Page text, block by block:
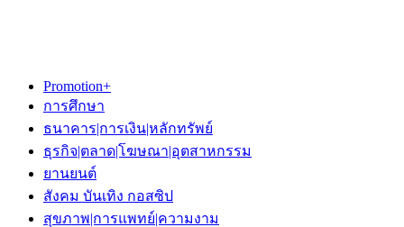
Promotion+
การศึกษา
ธนาคาร|การเงิน|หลักทรัพย์
ธุรกิจ|ตลาด|โฆษณา|อุตสาหกรรม
ยานยนต์
สังคม บันเทิง กอสซิป
สุขภาพ|การแพทย์|ความงาม